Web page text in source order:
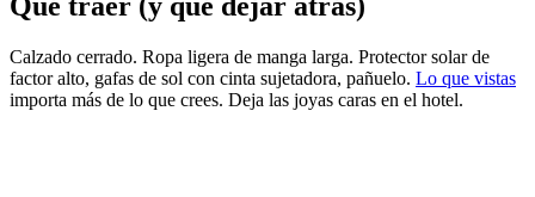
Calzado cerrado. Ropa ligera de manga larga. Protector solar de
factor alto, gafas de sol con cinta sujetadora, pañuelo. Lo que vistas
importa más de lo que crees. Deja las joyas caras en el hotel.